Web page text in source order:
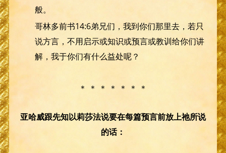
般。
哥林多前书14:6弟兄们，我到你们那里去，若只
说方言，不用启示或知识或预言或教训给你们讲
解，我于你们有什么益处呢？
＊ ＊ ＊ ＊ ＊ ＊ ＊
亚哈威跟先知以莉莎法说要在每篇预言前放上祂所说
的话：